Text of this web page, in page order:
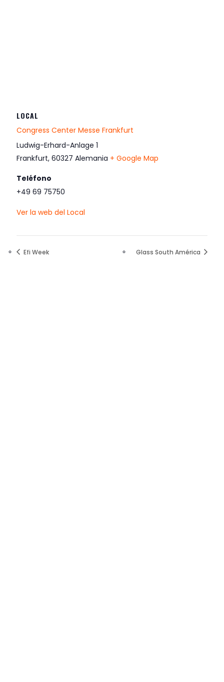
LOCAL
Congress Center Messe Frankfurt
Ludwig-Erhard-Anlage 1
Frankfurt, 60327 Alemania + Google Map
Teléfono
+49 69 75750
Ver la web del Local
Efi Week Glass South América